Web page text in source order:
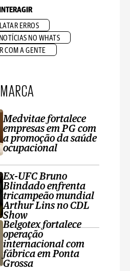
INTERAGIR
ERROS
NO WHATS
COM A GENTE
Medvitae fortalece
empresas em PG com
a promoção da saúde
ocupacional
Ex-UFC Bruno
Blindado enfrenta
tricampeão mundial
Arthur Lins no CDL
Show
Belgotex fortalece
operação
internacional com
fábrica em Ponta
Grossa